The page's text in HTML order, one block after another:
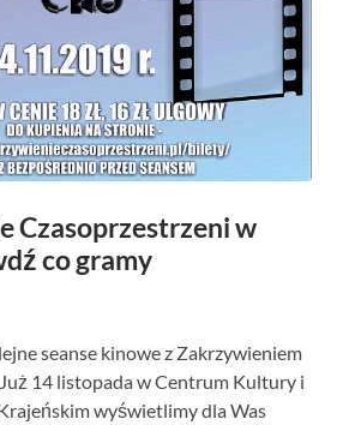
Czasoprzestrzeni w
co gramy
seanse kinowe z Zakrzywieniem
14 listopada w Centrum Kultury i
wyświetlimy dla Was